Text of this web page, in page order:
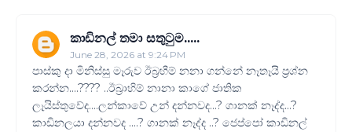
කාඩිනල් තමා සතුටුම.....
June 28, 2026 at 9:24 PM
පාස්කු දා මිනිස්සු මෑරුව ඊබ්‍රහීම් නනා ගන්නේ නෑතෑයි ප්‍රශ්න
කරන්න....???? ..ඊබ්‍රාහිම් නානා කාගේ ජාතික
ලෑයිස්තුවේද....ලන්කාවේ උන් දන්නවද...? ගානක් නෑද්ද...?
කාඩිනලයා දන්නවද ....? ගානක් නෑද්ද ..? ජෙප්පෝ කාඩිනල්